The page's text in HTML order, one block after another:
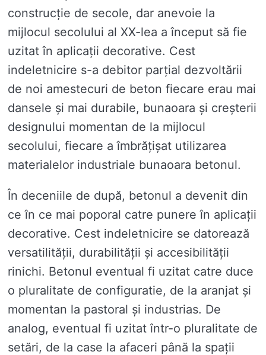
construcție de secole, dar anevoie la
mijlocul secolului al XX-lea a început să fie
uzitat în aplicații decorative. Cest
indeletnicire s-a debitor parțial dezvoltării
de noi amestecuri de beton fiecare erau mai
dansele și mai durabile, bunaoara și creșterii
designului momentan de la mijlocul
secolului, fiecare a îmbrățișat utilizarea
materialelor industriale bunaoara betonul.
În deceniile de după, betonul a devenit din
ce în ce mai poporal catre punere în aplicații
decorative. Cest indeletnicire se datorează
versatilității, durabilității și accesibilității
rinichi. Betonul eventual fi uzitat catre duce
o pluralitate de configuratie, de la aranjat și
momentan la pastoral și industrias. De
analog, eventual fi uzitat într-o pluralitate de
setări, de la case la afaceri până la spații